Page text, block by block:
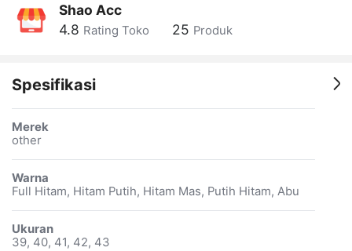
Shao Acc
4.8 Rating Toko 25 Produk
Spesifikasi
Merek
other
Warna
Full Hitam, Hitam Putih, Hitam Mas, Putih Hitam, Abu
Ukuran
39, 40, 41, 42, 43